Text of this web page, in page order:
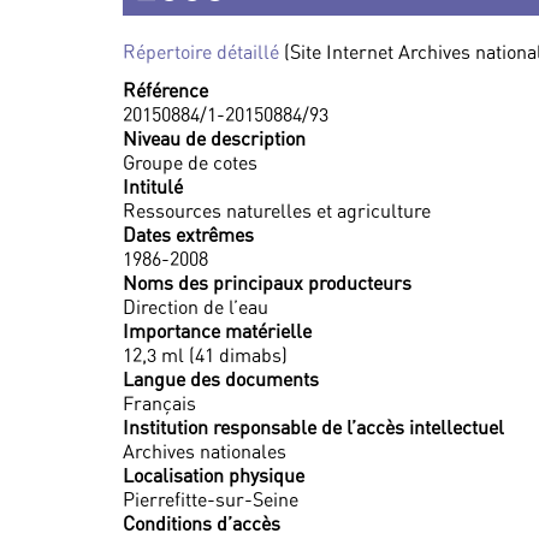
Répertoire détaillé (Site Internet Archives
Référence
20150884/1-20150884/93
Niveau de description
Groupe de cotes
Intitulé
Ressources naturelles et agriculture
Dates extrêmes
1986-2008
Noms des principaux producteurs
Direction de l’eau
Importance matérielle
12,3 ml (41 dimabs)
Langue des documents
Français
Institution responsable de l’accès intellectuel
Archives nationales
Localisation physique
Pierrefitte-sur-Seine
Conditions d’accès